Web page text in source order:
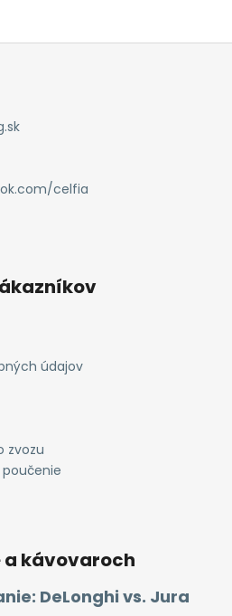
celfia
údajov
zvozu
a kávovaroch
DeLonghi vs. Jura